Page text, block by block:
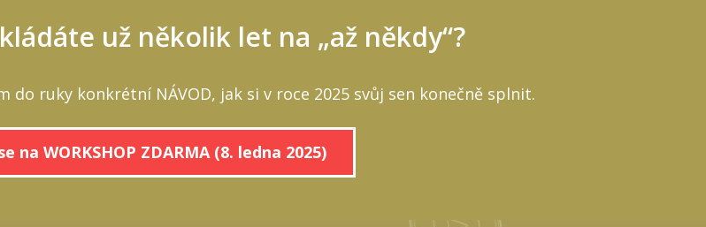
už několik let na „až někdy“?
do ruky konkrétní NÁVOD, jak si v roce 2025 svůj sen konečně splnit.
na WORKSHOP ZDARMA (8. ledna 2025)